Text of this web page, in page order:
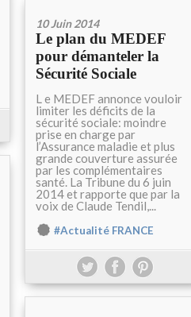
10 Juin 2014
Le plan du MEDEF
pour démanteler la
Sécurité Sociale
L e MEDEF annonce vouloir
limiter les déficits de la
sécurité sociale: moindre
prise en charge par
l’Assurance maladie et plus
grande couverture assurée
par les complémentaires
santé. La Tribune du 6 juin
2014 et rapporte que par la
voix de Claude Tendil,...
#Actualité FRANCE